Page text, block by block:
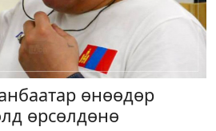
өнөөдөр
өрсөлдөнө